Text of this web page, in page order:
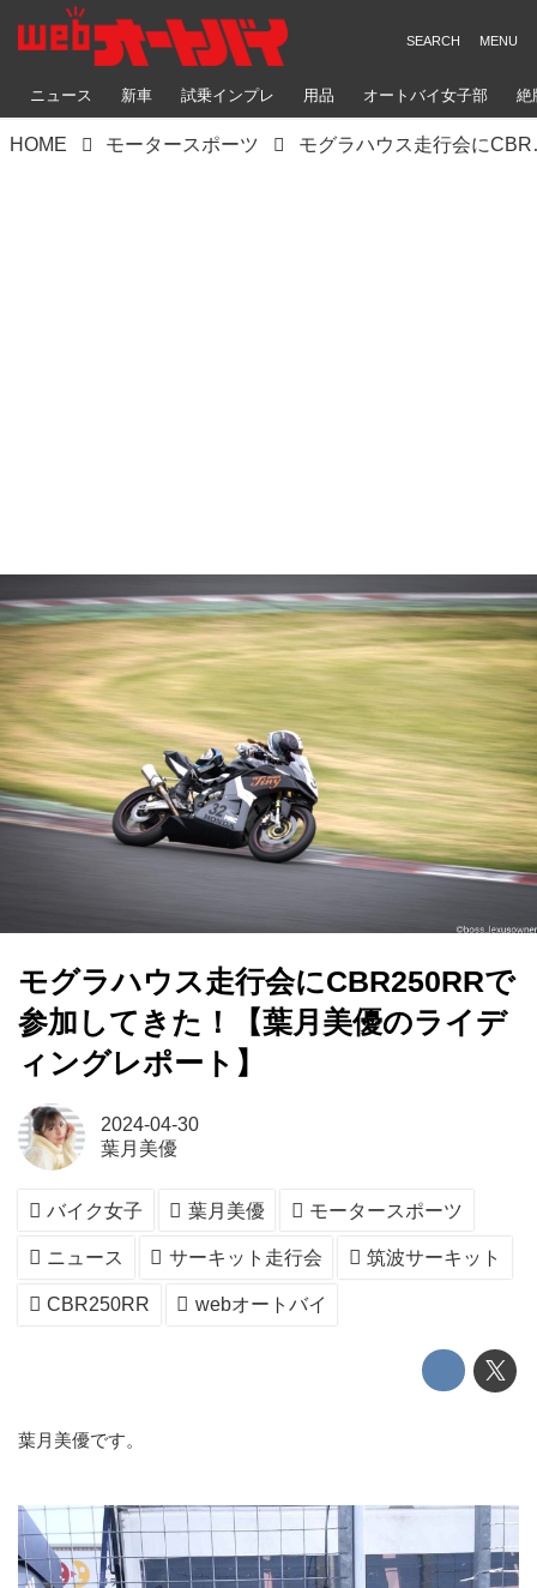
ニュース 新車 試乗インプレ 用品 オートバイ女子部 絶
HOME モータースポーツ モグラハ
モグラハウス走行会にCBR250RRで
参加してきた！【葉月美優のライデ
ィングレポート】
2024-04-30
葉月美優
バイク女子 葉月美優 モータースポーツ
ニュース サーキット走行会 筑波サーキット
CBR250RR webオートバイ
葉月美優です。